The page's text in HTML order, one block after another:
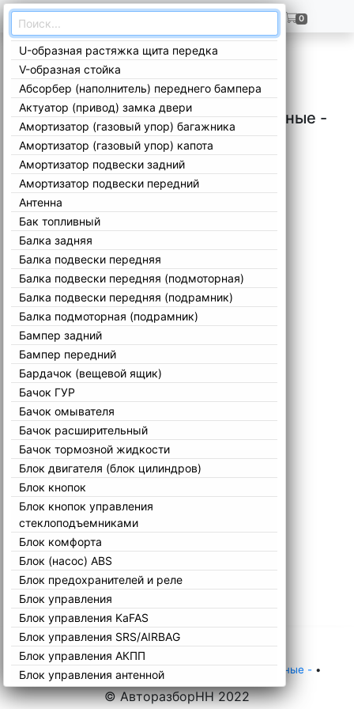
ГЛАВНАЯ +7(909)299-02-99 0
Главная/Каталог/Mini/ Остальные/Остальные -
U-образная растяжка щита передка
V-образная стойка
Абсорбер (наполнитель) переднего бампера
Актуатор (привод) замка двери
Амортизатор (газовый упор) багажника
Амортизатор (газовый упор) капота
Амортизатор подвески задний
Амортизатор подвески передний
Антенна
Бак топливный
Балка задняя
Балка подвески передняя
Балка подвески передняя (подмоторная)
Балка подвески передняя (подрамник)
Балка подмоторная (подрамник)
Бампер задний
Бампер передний
Бардачок (вещевой ящик)
Бачок ГУР
Бачок омывателя
Бачок расширительный
Бачок тормозной жидкости
Блок двигателя (блок цилиндров)
Блок кнопок
Блок кнопок управления
стеклоподъемниками
Блок комфорта
Блок (насос) ABS
Блок предохранителей и реле
Блок управления
Блок управления KaFAS
Блок управления SRS/AIRBAG
Блок управления АКПП
Блок управления антенной
Блок управления вентилятором радиатора
Запчасти Mini Остальные Остальные -
Главная•Каталог•Mini•Остальные•Остальные - •
© АвторазборНН 2022